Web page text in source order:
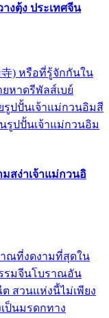
งตุ้ง ประเทศจีน
寺) หรือที่รู้จักกันใน
หาดรีพัลส์เบย์
ยรูปปั้นเจ้าแม่กวนอิมสี
รูปปั้นเจ้าแม่กวนอิม
มสง่าเจ้าแม่กวนอิ
ณที่งดงามที่สุดใน
รรมจีนโบราณอัน
สวนแห่งนี้ไม่เพียง
ป็นมรดกทาง